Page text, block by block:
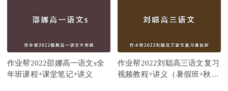
作业帮2022邵娜高一语文s全
年班课程+课堂笔记+讲义
作业帮2022刘聪高三语文复习
视频教程+讲义（暑假班+秋季